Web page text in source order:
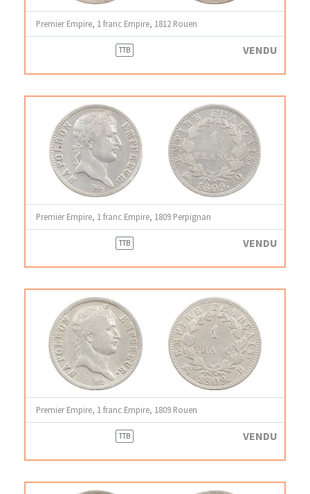
Premier Empire, 1 franc Empire, 1812 Rouen
TTB VENDU
Premier Empire, 1 franc Empire, 1809 Perpignan
TTB VENDU
Premier Empire, 1 franc Empire, 1809 Rouen
TTB VENDU